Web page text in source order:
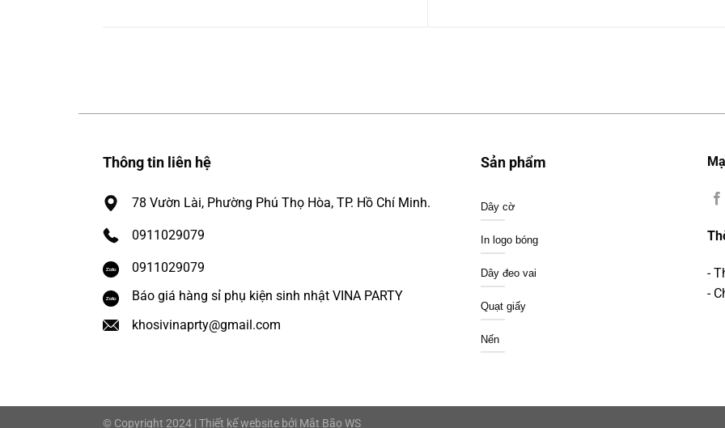
Thông tin liên hệ
78 Vườn Lài, Phường Phú Thọ Hòa, TP. Hồ Chí Minh.
0911029079
0911029079
Báo giá hàng sỉ phụ kiện sinh nhật VINA PARTY
khosivinaprty@gmail.com
Sản phẩm
Dây cờ
In logo bóng
Dây đeo vai
Quạt giấy
Nến
-
-
© Copyright 2024 | Thiết kế website bởi Mắt Bão WS